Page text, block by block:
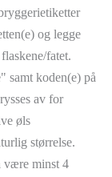
og legge
fatet.
samt koden(e) på
av for
øls
størrelse.
være minst 4